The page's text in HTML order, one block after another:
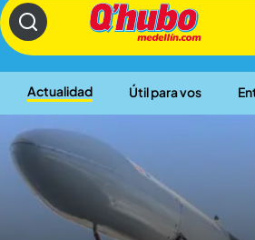
Actualidad Útil para vos